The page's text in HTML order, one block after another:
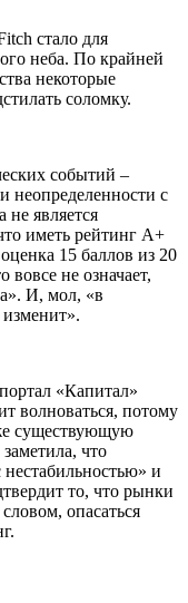
стало для
неба. По крайней
некоторые
соломку.
событий –
неопределенности с
является
иметь рейтинг А+
15 баллов из 20
не означает,
И, мол, «в
«Капитал»
волноваться, потому
существующую
что
и
то, что рынки
опасаться